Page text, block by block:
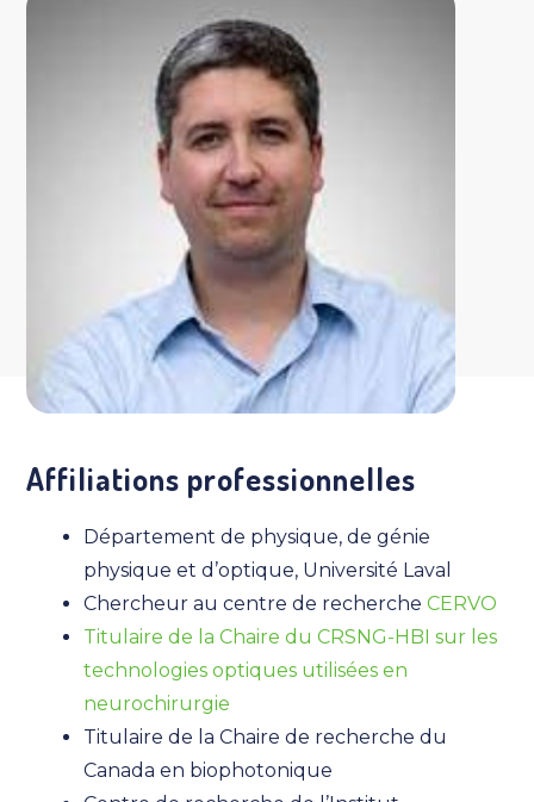
Affiliations professionnelles
Département de physique, de génie
physique et d’optique, Université Laval
Chercheur au centre de rechercheCERVO
Titulaire de la Chaire du CRSNG-HBI sur les
technologies optiques utilisées en
neurochirurgie
Titulaire de la Chaire de recherche du
Canada en biophotonique